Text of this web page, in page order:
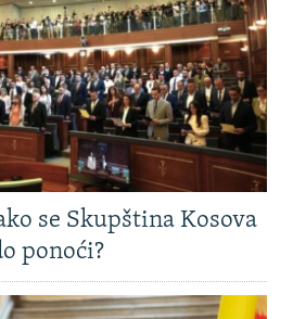
se Skupština Kosova
ponoći?